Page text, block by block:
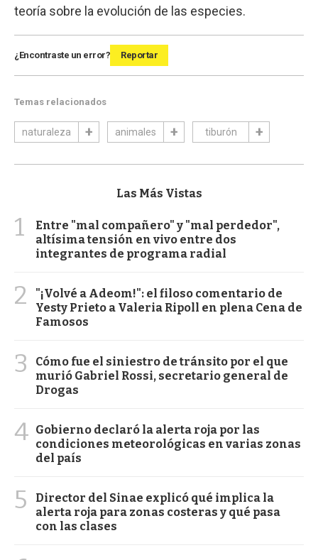
teoría sobre la evolución de las especies.
¿Encontraste un error? Reportar
Temas relacionados
naturaleza animales tiburón
Las Más Vistas
1
Entre "mal compañero" y "mal perdedor",
altísima tensión en vivo entre dos
integrantes de programa radial
2
"¡Volvé a Adeom!": el filoso comentario de
Yesty Prieto a Valeria Ripoll en plena Cena de
Famosos
3
Cómo fue el siniestro de tránsito por el que
murió Gabriel Rossi, secretario general de
Drogas
4 Gobierno declaró la alerta roja por las
condiciones meteorológicas en varias zonas
del país
5
Director del Sinae explicó qué implica la
alerta roja para zonas costeras y qué pasa
con las clases